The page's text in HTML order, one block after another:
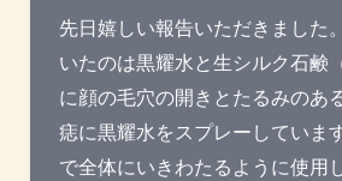
手
の
ヒ
ビ
割
先日嬉しい報告いただきました
いたのは黒耀水と生シルク石鹸
に顔の毛穴の開きとたるみのあ
痣に黒耀水をスプレーしていま
で全体にいきわたるように使用